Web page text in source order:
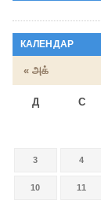
КАЛЕНДАР
Д С
« அக்
3 4
10 11